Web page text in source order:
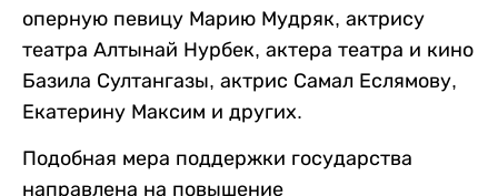
оперную певицу Марию Мудряк, актрису
театра Алтынай Нурбек, актера театра и кино
Базила Султангазы, актрис Самал Еслямову,
Екатерину Максим и других.
Подобная мера поддержки государства
направлена на повышение